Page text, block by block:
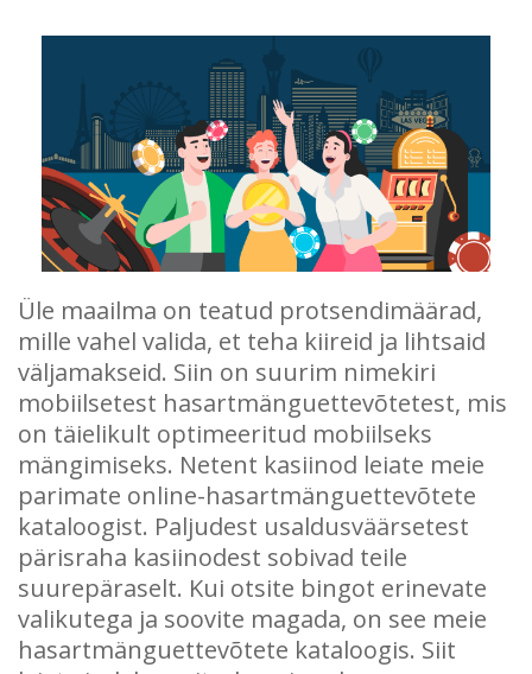
Üle maailma on teatud protsendimäärad,
mille vahel valida, et teha kiireid ja lihtsaid
väljamakseid. Siin on suurim nimekiri
mobiilsetest hasartmänguettevõtetest, mis
on täielikult optimeeritud mobiilseks
mängimiseks. Netent kasiinod leiate meie
parimate online-hasartmänguettevõtete
kataloogist. Paljudest usaldusväärsetest
pärisraha kasiinodest sobivad teile
suurepäraselt. Kui otsite bingot erinevate
valikutega ja soovite magada, on see meie
hasartmänguettevõtete kataloogis. Siit